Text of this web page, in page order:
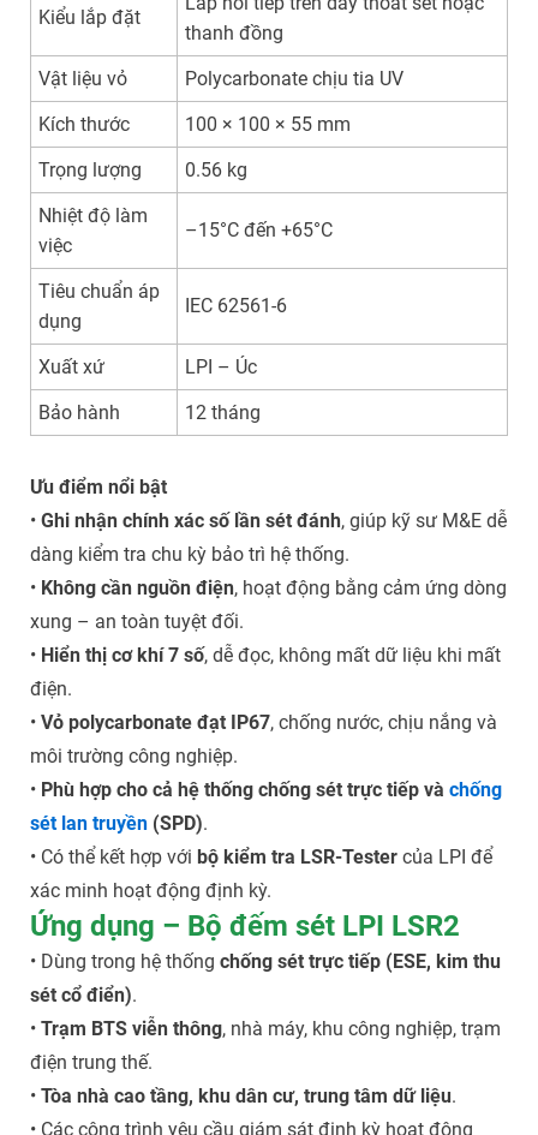
Kiểu lắp đặt
thanh đồng
Vật liệu vỏ
Polycarbonate chịu tia UV
Kích thước
100 × 100 × 55 mm
Trọng lượng
0.56 kg
Nhiệt độ làm
việc
–15°C đến +65°C
Tiêu chuẩn áp
dụng
IEC 62561-6
Xuất xứ
LPI – Úc
Bảo hành
12 tháng
Ưu điểm nổi bật
• Ghi nhận chính xác số lần sét đánh, giúp kỹ sư M&E dễ
dàng kiểm tra chu kỳ bảo trì hệ thống.
• Không cần nguồn điện, hoạt động bằng cảm ứng dòng
xung – an toàn tuyệt đối.
• Hiển thị cơ khí 7 số, dễ đọc, không mất dữ liệu khi mất
điện.
• Vỏ polycarbonate đạt IP67, chống nước, chịu nắng và
môi trường công nghiệp.
• Phù hợp cho cả hệ thống chống sét trực tiếp và chống
sét lan truyền(SPD).
• Có thể kết hợp với bộ kiểm tra LSR-Testercủa LPI để
xác minh hoạt động định kỳ.
Ứng dụng – Bộ đếm sét LPI LSR2
• Dùng trong hệ thống chống sét trực tiếp (ESE, kim thu
sét cổ điển).
• Trạm BTS viễn thông, nhà máy, khu công nghiệp, trạm
điện trung thế.
• Tòa nhà cao tầng, khu dân cư, trung tâm dữ liệu.
• Các công trình yêu cầu giám sát định kỳ hoạt động